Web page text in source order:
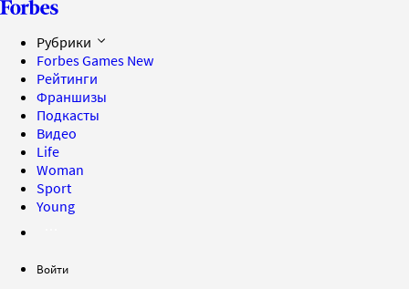
Рубрики
Forbes Games New
Рейтинги
Франшизы
Подкасты
Видео
Life
Woman
Sport
Young
Войти